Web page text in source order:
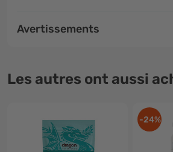
Avertissements
Les autres ont aussi
-24%